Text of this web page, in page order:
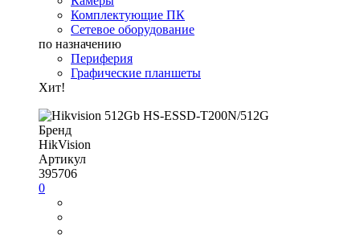
Комплектующие ПК
Сетевое оборудование
по назначению
Периферия
Графические планшеты
Хит!
Бренд
HikVision
Артикул
395706
0